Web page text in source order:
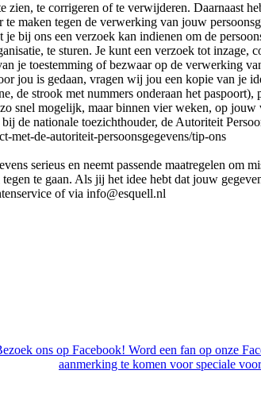
zien, te corrigeren of te verwijderen. Daarnaast
maken tegen de verwerking van jouw
je bij ons een verzoek kan indienen om de
te sturen. Je kunt een verzoek tot
je toestemming of bezwaar op de verwerking
jou is gedaan, vragen wij jou een kopie van je
de strook met nummers onderaan het
snel mogelijk, maar binnen vier weken, op
de nationale toezichthouder, de Autoriteit
met-de-autoriteit-persoonsgegevens/tip-ons
serieus en neemt passende maatregelen om
te gaan. Als jij het idee hebt dat jouw
of via info@esquell.nl
ons op Facebook! Word een fan op onze
aanmerking te komen voor speciale